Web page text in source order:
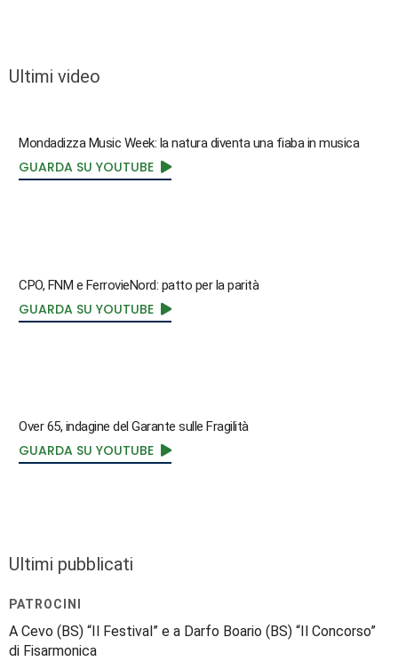
Ultimi video
Mondadizza Music Week: la natura diventa una fiaba in musica
GUARDA SU YOUTUBE
CPO, FNM e FerrovieNord: patto per la parità
GUARDA SU YOUTUBE
Over 65, indagine del Garante sulle Fragilità
GUARDA SU YOUTUBE
Ultimi pubblicati
PATROCINI
A Cevo (BS) “Il Festival” e a Darfo Boario (BS) “Il Concorso”
di Fisarmonica